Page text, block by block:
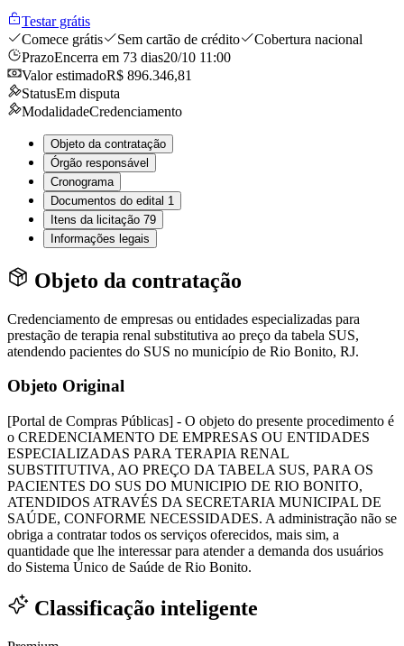
Testar grátis
Comece grátis
Sem cartão de crédito
Cobertura nacional
PrazoEncerra em 73 dias20/10 11:00
Valor estimadoR$ 896.346,81
StatusEm disputa
ModalidadeCredenciamento
Objeto da contratação
Órgão responsável
Cronograma
Documentos do edital 1
Itens da licitação 79
Informações legais
Objeto da contratação
Credenciamento de empresas ou entidades especializadas para
prestação de terapia renal substitutiva ao preço da tabela SUS,
atendendo pacientes do SUS no município de Rio Bonito, RJ.
Objeto Original
[Portal de Compras Públicas] - O objeto do presente procedimento é
o CREDENCIAMENTO DE EMPRESAS OU ENTIDADES
ESPECIALIZADAS PARA TERAPIA RENAL
SUBSTITUTIVA, AO PREÇO DA TABELA SUS, PARA OS
PACIENTES DO SUS DO MUNICIPIO DE RIO BONITO,
ATENDIDOS ATRAVÉS DA SECRETARIA MUNICIPAL DE
SAÚDE, CONFORME NECESSIDADES. A administração não se
obriga a contratar todos os serviços oferecidos, mais sim, a
quantidade que lhe interessar para atender a demanda dos usuários
do Sistema Único de Saúde de Rio Bonito.
Classificação inteligente